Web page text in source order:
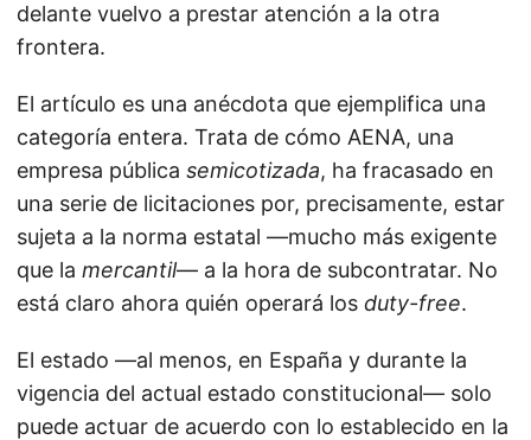
delante vuelvo a prestar atención a la otra
frontera.
El artículo es una anécdota que ejemplifica una
categoría entera. Trata de cómo AENA, una
empresa pública semicotizada, ha fracasado en
una serie de licitaciones por, precisamente, estar
sujeta a la norma estatal —mucho más exigente
que la mercantil— a la hora de subcontratar. No
está claro ahora quién operará los duty-free.
El estado —al menos, en España y durante la
vigencia del actual estado constitucional— solo
puede actuar de acuerdo con lo establecido en la